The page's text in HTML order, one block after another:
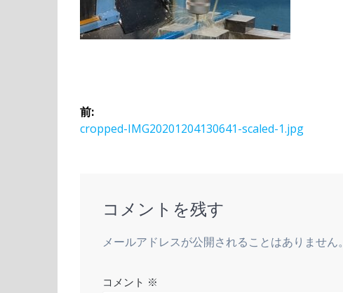
投
稿
前:
前
cropped-IMG20201204130641-scaled-1.jpg
コメントを残す
メールアドレスが公開されることはありません。
コメント ※